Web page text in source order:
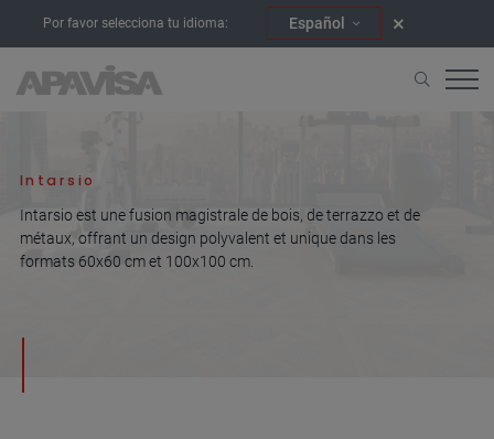
Por favor selecciona tu idioma: Español
Intarsio
Intarsio est une fusion magistrale de bois, de terrazzo et de
métaux, offrant un design polyvalent et unique dans les
formats 60x60 cm et 100x100 cm.